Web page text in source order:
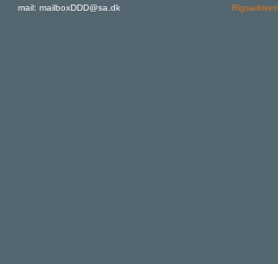
mail: mailboxDDD@sa.dk